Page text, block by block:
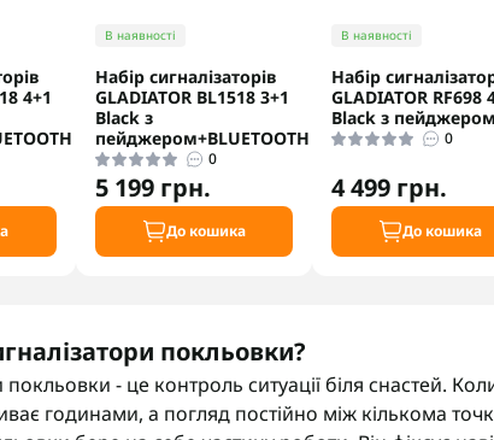
4+1
В наявності
Набір сигналізаторів
GLADIATOR BL1518 3+1
Black з
пейджером+BLUETOOTH
0
5 199 грн.
До кошика
В наявності
Набір
GLADIATOR RF698
Black з пейджером
0
4 499 грн.
До кошика
покльовки?
покльовки - це контроль ситуації біля снастей.
годинами, а погляд постійно між кількома